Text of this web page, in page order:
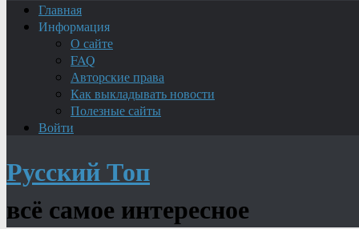
Главная
Информация
О сайте
FAQ
Авторские права
Как выкладывать новости
Полезные сайты
Войти
Русский Топ
всё самое интересное